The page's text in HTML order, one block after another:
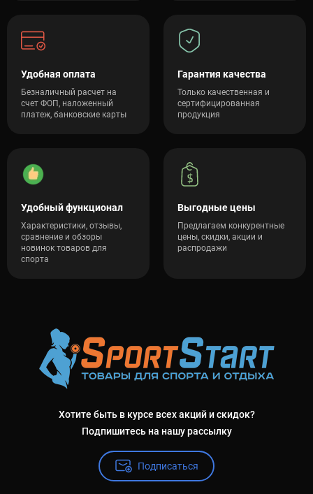
Удобная оплата
Безналичный расчет на
счет ФОП, наложенный
платеж, банковские карты
Гарантия качества
Только качественная и
сертифицированная
продукция
Удобный функционал
Характеристики, отзывы,
сравнение и обзоры
новинок товаров для
спорта
Выгодные цены
Предлагаем конкурентные
цены, скидки, акции и
распродажи
Хотите быть в курсе всех акций и скидок?
Подпишитесь на нашу рассылку
Подписаться